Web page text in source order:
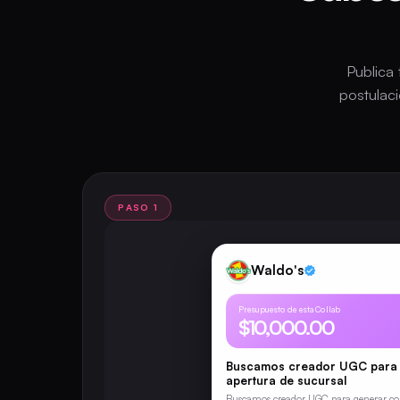
Publica
PASO 1
Waldo's
Presupuesto de esta Collab
$10,000.00
Buscamos creador UGC para
apertura de sucursal